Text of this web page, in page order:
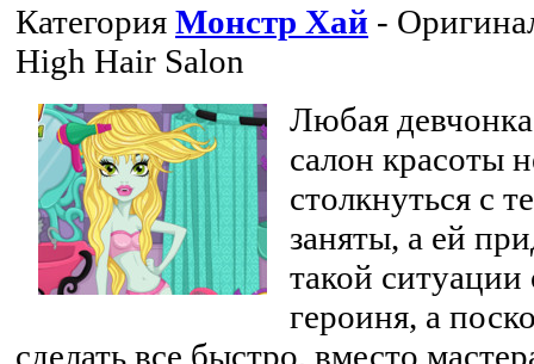
Категория Монстр Хай -
High Hair Salon
Любая
салон красоты
столкнуться с
заняты, а ей
такой ситуации
героиня, а
сделать все быстро, вместо